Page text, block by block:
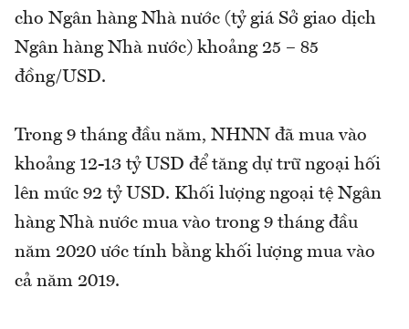
cho Ngân hàng Nhà nước (tỷ giá Sở giao dịch
Ngân hàng Nhà nước) khoảng 25 – 85
đồng/USD.
Trong 9 tháng đầu năm, NHNN đã mua vào
khoảng 12-13 tỷ USD để tăng dự trữ ngoại hối
lên mức 92 tỷ USD. Khối lượng ngoại tệ Ngân
hàng Nhà nước mua vào trong 9 tháng đầu
năm 2020 ước tính bằng khối lượng mua vào
cả năm 2019.